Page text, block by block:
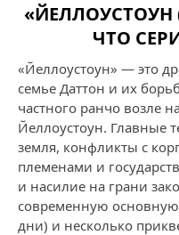
ЧТО
«Йеллоустоун» — это
семье Даттон и их
частного ранчо возле
Йеллоустоун. Главные
земля, конфликты с
племенами и
и насилие на грани
современную
дни) и несколько